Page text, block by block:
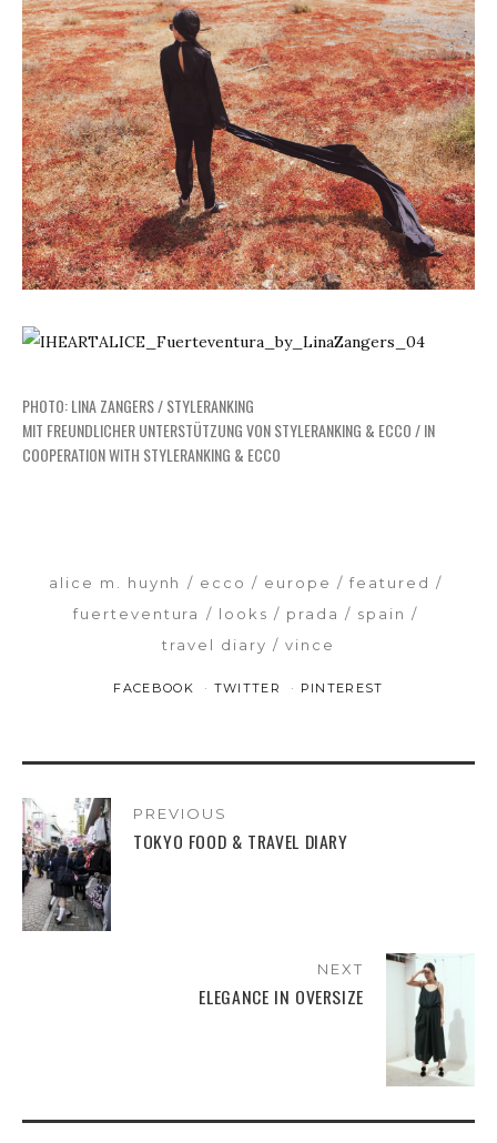
PHOTO: LINA ZANGERS / STYLERANKING
MIT FREUNDLICHER UNTERSTÜTZUNG VON STYLERANKING & ECCO / IN
COOPERATION WITH STYLERANKING & ECCO
alice m. huynh ecco europe
featured
fuerteventura
looks prada
spain
travel diary
vince
FACEBOOK TWITTER PINTEREST
PREVIOUS
TOKYO FOOD & TRAVEL DIARY
NEXT
ELEGANCE IN OVERSIZE